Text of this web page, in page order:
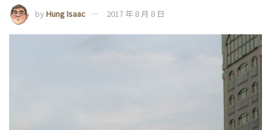
byHung Isaac 2017 年 8 月 8 日